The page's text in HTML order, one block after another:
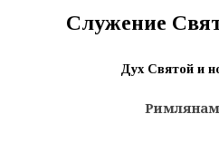
Служение
Дух Святой и
Римлянам